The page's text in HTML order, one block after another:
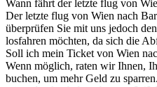
Wann fährt der letzte flug von
Der letzte flug von Wien nach
überprüfen Sie mit uns jedoch
losfahren möchten, da sich die
Soll ich mein Ticket von Wien
Wenn möglich, raten wir Ihnen,
buchen, um mehr Geld zu